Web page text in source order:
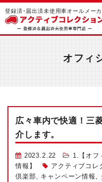
登録済･届出済未使用車オールメー
オフィ
広々車内で快適！三
介します。
2023.2.22 1.【オフ
情報】
アクティブコレ
倶楽部, キャンペーン情報 ,